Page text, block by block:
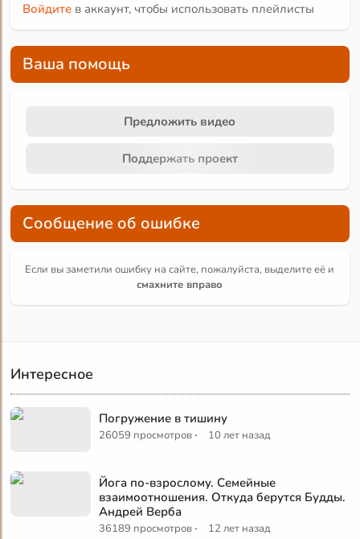
Войдите в аккаунт, чтобы использовать плейлисты
Ваша помощь
Предложить видео
Поддержать проект
Сообщение об ошибке
Если вы заметили ошибку на сайте, пожалуйста, выделите её и
смахните вправо
Интересное
Погружение в тишину
26059 просмотров · 10 лет назад
Йога по-взрослому. Семейные
взаимоотношения. Откуда берутся Будды.
Андрей Верба
36189 просмотров · 12 лет назад